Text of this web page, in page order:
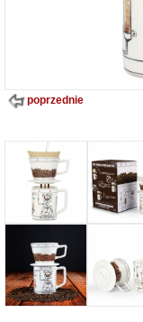
poprzednie